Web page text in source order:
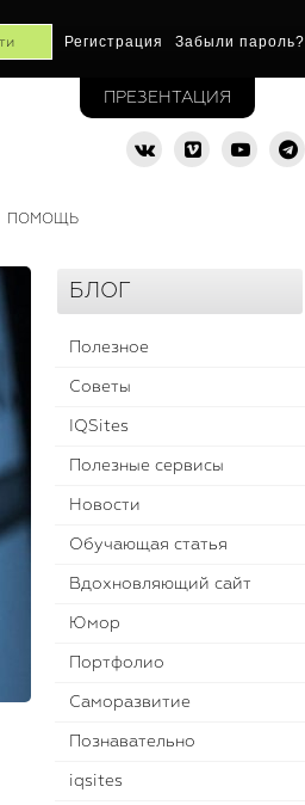
Регистрация Забыли пароль?
ПРЕЗЕНТАЦИЯ
ПОМОЩЬ
БЛОГ
Полезное
Советы
IQSites
Полезные сервисы
Новости
Обучающая статья
Вдохновляющий сайт
Юмор
Портфолио
Саморазвитие
Познавательно
iqsites